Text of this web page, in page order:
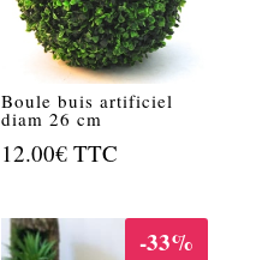
Boule buis artificiel
diam 26 cm
12.00€ TTC
-33%